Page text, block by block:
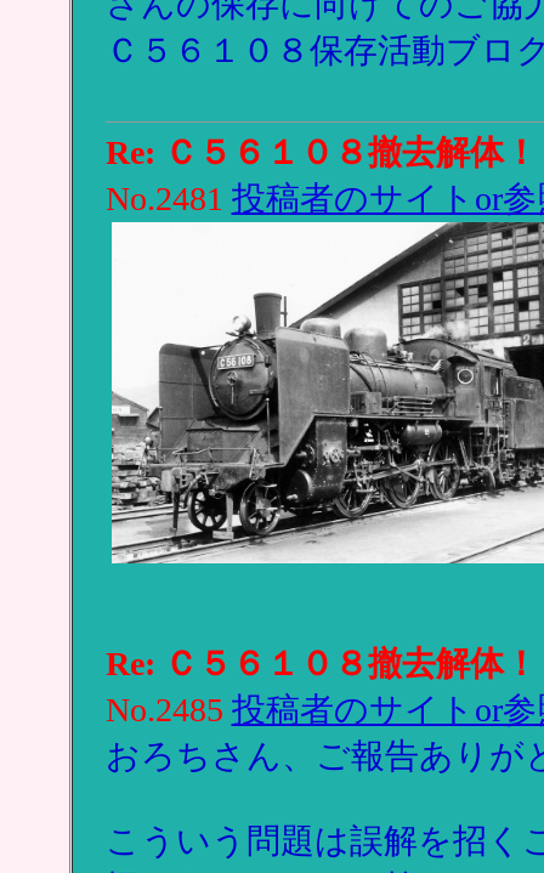
Ｃ５６１０８保存活動ブロ
Re: Ｃ５６１０８撤去解体！
No.2481 投稿者のサイトor
Re: Ｃ５６１０８撤去解体！
No.2485 投稿者のサイトor
おろちさん、ご報告ありが
こういう問題は誤解を招く